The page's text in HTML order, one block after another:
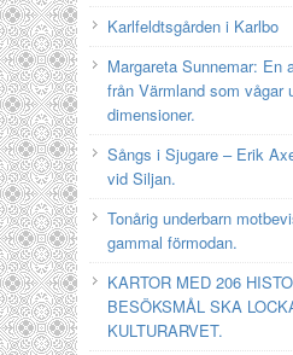
Karlfeldtsgården i Karlbo
Margareta Sunnemar: En
från Värmland som vågar
dimensioner.
Sångs i Sjugare – Erik
vid Siljan.
Tonårig underbarn
gammal förmodan.
KARTOR MED 206
BESÖKSMÅL SKA
KULTURARVET.